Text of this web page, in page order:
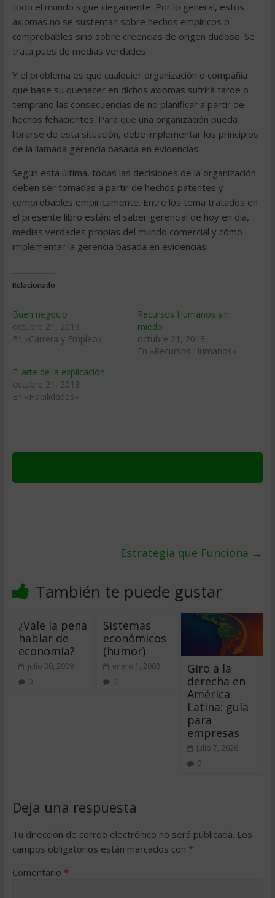
todo el mundo sigue ciegamente. Por lo general, estos
axiomas no se sustentan sobre hechos empíricos o
comprobables sino sobre creencias de origen dudoso. Se
trata pues de medias verdades.
Y el problema es que cualquier organización o compañía
que base su quehacer en dichos axiomas sufrirá tarde o
temprano las consecuencias de no planificar a partir de
hechos fehacientes. Para que una organización pueda
librarse de esta situación, debe implementar los principios
de la llamada gerencia basada en evidencias.
Según esta última, todas las decisiones de la organización
deben ser tomadas a partir de hechos patentes y
comprobables empíricamente. Entre los tema tratados en
el presente libro están: el saber gerencial de hoy en día,
medias verdades propias del mundo comercial y cómo
implementar la gerencia basada en evidencias.
Relacionado
Buen negocio
octubre 21, 2013
En «Carrera y Empleo»
Recursos Humanos sin
miedo
octubre 21, 2013
En «Recursos Humanos»
El arte de la explicación
octubre 21, 2013
En «Habilidades»
Estrategia que Funciona →
También te puede gustar
¿Vale la pena
hablar de
economía?
julio 30, 2009
0
Sistemas
económicos
(humor)
enero 1, 2008
0
Giro a la
derecha en
América
Latina: guía
para
empresas
julio 7, 2026
0
Deja una respuesta
Tu dirección de correo electrónico no será publicada. Los
campos obligatorios están marcados con *
Comentario *